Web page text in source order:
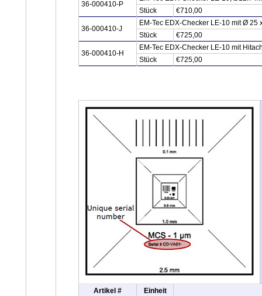
36-000410-P
Stück
€710,00
36-000410-J
EM-Tec EDX-Checker LE-10 mit Ø 25
Stück
€725,00
36-000410-H
EM-Tec EDX-Checker LE-10 mit
Stück
€725,00
Artikel # Einheit